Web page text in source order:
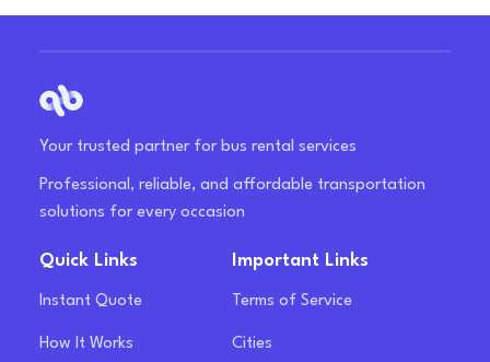
Your trusted partner for bus rental services
Professional, reliable, and affordable transportation
solutions for every occasion
Quick Links
Instant Quote
How It Works
Important Links
Terms of Service
Cities